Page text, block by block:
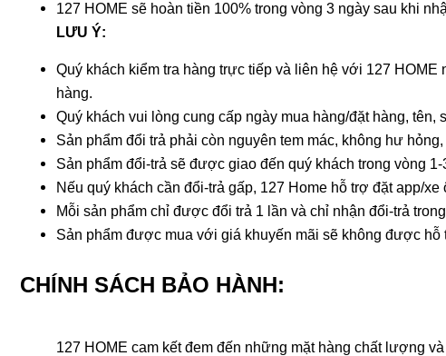
127 HOME sẽ hoàn tiền 100% trong vòng 3 ngày sau khi
LƯU Ý:
Quý khách kiểm tra hàng trực tiếp và liên hệ với 127
hàng.
Quý khách vui lòng cung cấp ngày mua hàng/đặt hàng,
Sản phẩm đổi trả phải còn nguyên tem mác, không hư
Sản phẩm đổi-trả sẽ được giao đến quý khách trong vòng
Nếu quý khách cần đổi-trả gấp, 127 Home hỗ trợ đặt app/
Mỗi sản phẩm chỉ được đổi trả 1 lần và chỉ nhận đổi-trả
Sản phẩm được mua với giá khuyến mãi sẽ không được
CHÍNH SÁCH BẢO HÀNH:
127 HOME cam kết đem đến những mặt hàng chất lượng